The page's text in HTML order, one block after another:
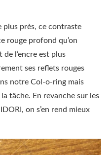
plus près, ce contraste
rouge profond qu’on
l’encre est plus
ses reflets rouges
notre Col-o-ring mais
tâche. En revanche sur les
on s’en rend mieux